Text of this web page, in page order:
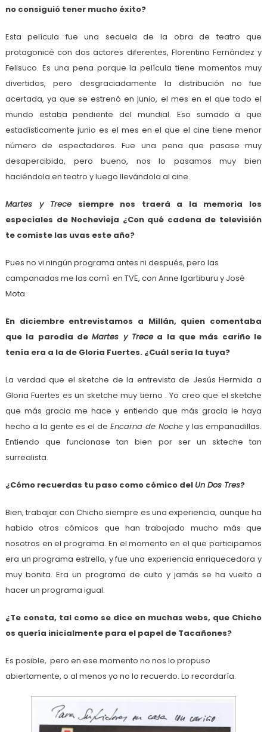
no consiguió tener mucho éxito?
Esta película fue una secuela de la obra de teatro que
protagonicé con dos actores diferentes, Florentino Fernández y
Felisuco. Es una pena porque la película tiene momentos muy
divertidos, pero desgraciadamente la distribución no fue
acertada, ya que se estrenó en junio, el mes en el que todo el
mundo estaba pendiente del mundial. Eso sumado a que
estadísticamente junio es el mes en el que el cine tiene menor
número de espectadores. Fue una pena que pasase muy
desapercibida, pero bueno, nos lo pasamos muy bien
haciéndola en teatro y luego llevándola al cine.
Martes y Trece siempre nos traerá a la memoria los
especiales de Nochevieja ¿Con qué cadena de televisión
te comiste las uvas este año?
Pues no vi ningún programa antes ni después, pero las
campanadas me las comí en TVE, con Anne Igartiburu y José
Mota.
En diciembre entrevistamos a Millán, quien comentaba
que la parodia deMartes y Trece a la que más cariño le
tenía era a la de Gloria Fuertes. ¿Cuál sería la tuya?
La verdad que el sketche de la entrevista de Jesús Hermida a
Gloria Fuertes es un sketche muy tierno . Yo creo que el sketche
que más gracia me hace y entiendo que más gracia le haya
hecho a la gente es el deEncarna de Noche y las empanadillas.
Entiendo que funcionase tan bien por ser un skteche tan
surrealista.
¿Cómo recuerdas tu paso como cómico del Un Dos Tres?
Bien, trabajar con Chicho siempre es una experiencia, aunque ha
habido otros cómicos que han trabajado mucho más que
nosotros en el programa. En el momento en el que participamos
era un programa estrella, y fue una experiencia enriquecedora y
muy bonita. Era un programa de culto y jamás se ha vuelto a
hacer un programa igual.
¿Te consta, tal como se dice en muchas webs, que Chicho
os quería inicialmente para el papel de Tacañones?
Es posible, pero en ese momento no nos lo propuso
abiertamente, o al menos yo no lo recuerdo. Lo recordaría.